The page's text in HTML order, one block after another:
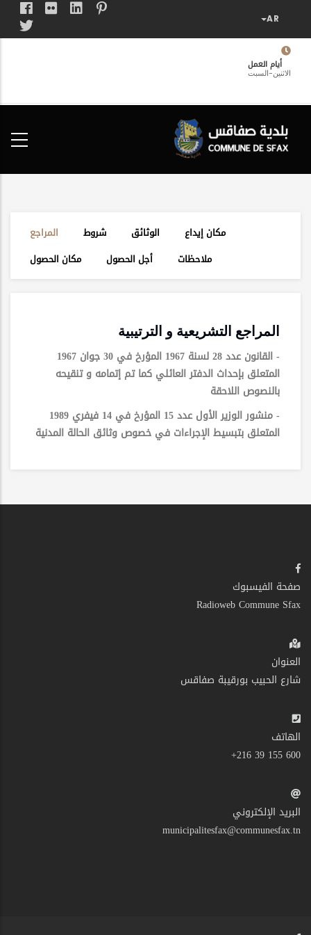
المحتوى
الرئيسيأيام العمل
الاثنين-السبت
المراجع شروط الوثائق
مكان إيداع
مكان الحصول
أجل الحصول ملاحظات
المراجع التشريعية و الترتيبية
- القانون عدد 28 لسنة 1967 المؤرخ في 30 جوان 1967
المتعلق بإحداث الدفتر العائلي كما تم إتمامه و تنقيحه
بالنصوص اللاحقة
- منشور الوزير الأول عدد 15 المؤرخ في 14 فيفري 1989
المتعلق بتبسيط الإجراءات في خصوص وثائق الحالة المدنية
صفحة الفيسبوك
Radioweb Commune Sfax
العنوان
شارع الحبيب بورقيبة صفاقس
الهاتف
600 155 39 216+
البريد الإلكتروني
municipalitesfax@communesfax.tn